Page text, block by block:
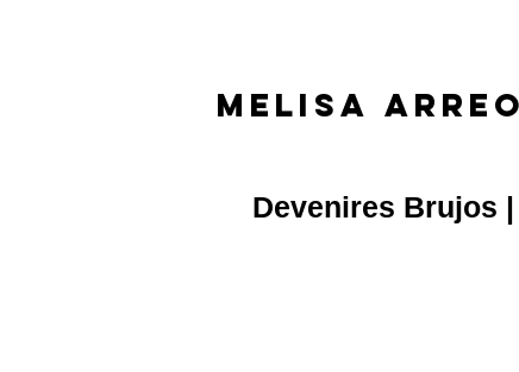
MELISA
MELISA
Devenires Brujos